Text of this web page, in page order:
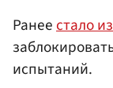
Ранеестало
испытаний.